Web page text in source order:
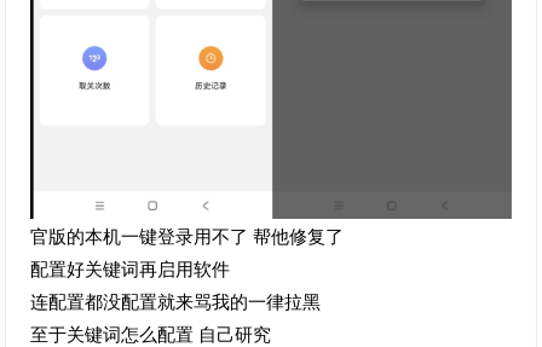
官版的本机一键登录用不了 帮他修复了
配置好关键词再启用软件
连配置都没配置就来骂我的一律拉黑
至于关键词怎么配置 自己研究